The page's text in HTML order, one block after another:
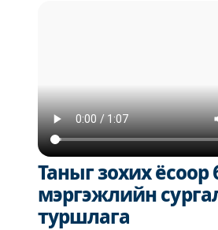
Таныг зохих ёсоор
мэргэжлийн
туршлага